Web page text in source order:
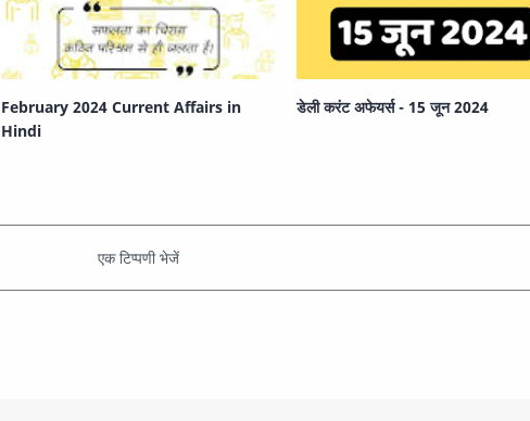
February 2024 Current Affairs in
Hindi
डेली करंट अफेयर्स - 15 जून 2024